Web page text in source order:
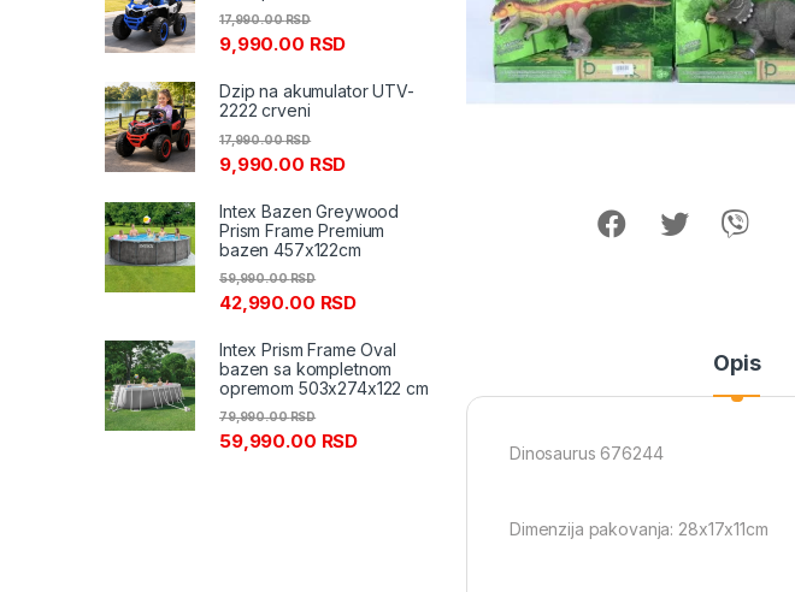
Opis
Dinosaurus 676244
Dimenzija pakovanja: 28x17x11cm
9,990.00 RSD
17,990.00RSD
Dzip na akumulator UTV-
2222 crveni
9,990.00 RSD
17,990.00RSD
Intex Bazen Greywood
Prism Frame Premium
bazen 457x122cm
42,990.00 RSD
59,990.00RSD
Intex Prism Frame Oval
bazen sa kompletnom
opremom 503x274x122 cm
59,990.00 RSD
79,990.00RSD